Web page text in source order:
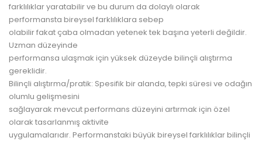
farklılıklar yaratabilir ve bu durum da dolaylı olarak
performansta bireysel farklılıklara sebep
olabilir fakat çaba olmadan yetenek tek başına yeterli değildir.
Uzman düzeyinde
performansa ulaşmak için yüksek düzeyde bilinçli alıştırma
gereklidir.
Bilinçli alıştırma/pratik: Spesifik bir alanda, tepki süresi ve odağın
olumlu gelişmesini
sağlayarak mevcut performans düzeyini artırmak için özel
olarak tasarlanmış aktivite
uygulamalarıdır. Performanstaki büyük bireysel farklılıklar bilinçli